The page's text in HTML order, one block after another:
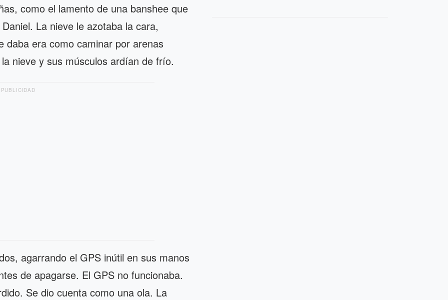
como el lamento de una banshee que
La nieve le azotaba la cara,
daba era como caminar por arenas
nieve y sus músculos ardían de frío.
PUBLICIDAD
agarrando el GPS inútil en sus manos
de apagarse. El GPS no funcionaba.
Se dio cuenta como una ola. La